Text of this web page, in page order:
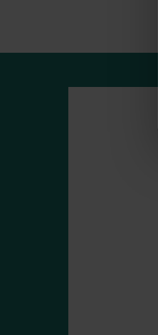
Lima Tempat - tempat untuk
<p>Selatan Barat mungkin
Killer Whale dan Silo Art Trail:
<p>Perjalanan darat yang luar